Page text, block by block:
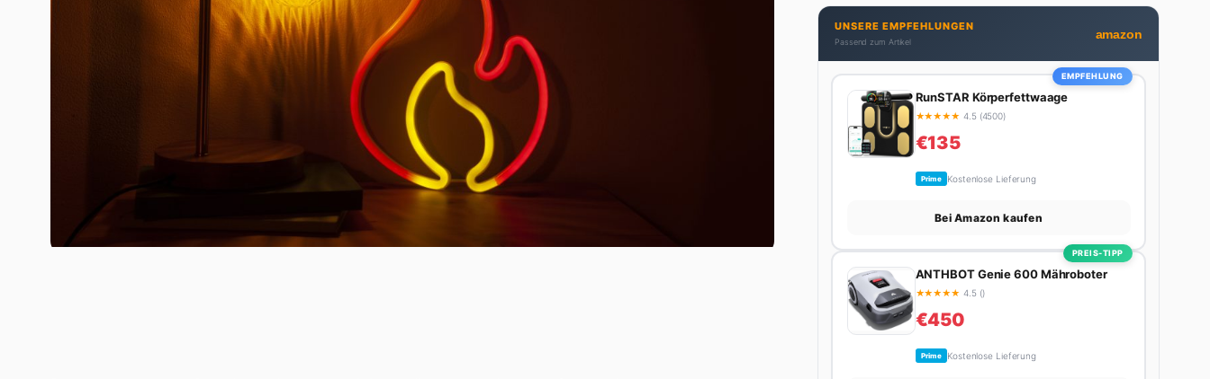
ewigen Suche nach dem besten Brunch-Spot der
Stadt. Ihre Interior-Tipps basieren auf echter
Erfahrung – ihre Wohnung wurde schon zweimal in
Design-Blogs gefeatured.
UNSERE EMPFEHLUNGEN
Passend zum Artikel
amazon
EMPFEHLUNG
RunSTAR Körperfettwaage
★★★★★ 4.5 (4500)
€135
Prime Kostenlose Lieferung
Bei Amazon kaufen
PREIS-TIPP
ANTHBOT Genie 600 Mähroboter
★★★★★ 4.5 ()
€450
Prime Kostenlose Lieferung